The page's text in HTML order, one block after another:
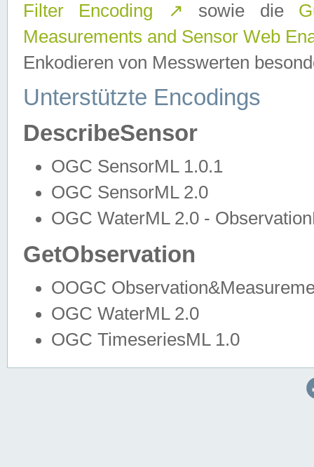
Filter Encoding
↗ sowie die
Measurements and Sensor Web
Enkodieren von Messwerten
Unterstützte Encodings
DescribeSensor
OGC SensorML 1.0.1
OGC SensorML 2.0
OGC WaterML 2.0 -
GetObservation
OOGC
OGC WaterML 2.0
OGC TimeseriesML 1.0